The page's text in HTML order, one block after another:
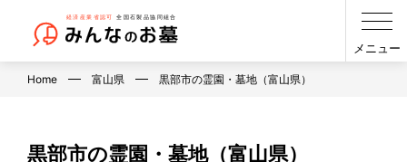
メニュー
Home 富山県 黒部市の霊園・墓地（富山県）
黒部市の霊園・墓地（富山県）